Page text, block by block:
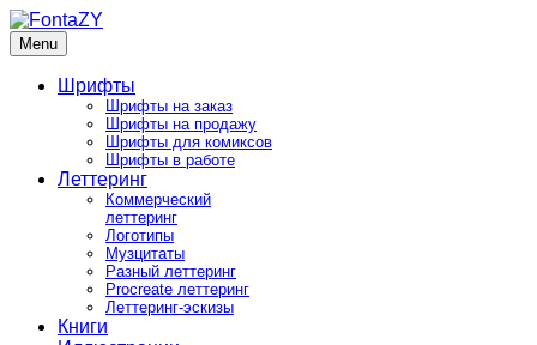
Skip
to
content
FontaZY
Fonts and pictures by Zakhar Yaschin
Menu
Шрифты
Шрифты на заказ
Шрифты на продажу
Шрифты для комиксов
Шрифты в работе
Леттеринг
Коммерческий
леттеринг
Логотипы
Музцитаты
Разный леттеринг
Procreate леттеринг
Леттеринг-эскизы
Книги